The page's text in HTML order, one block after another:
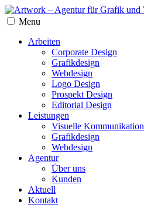
Menu
Arbeiten
Corporate Design
Grafikdesign
Webdesign
Logo Design
Prospekt Design
Editorial Design
Leistungen
Visuelle Kommunikation
Grafikdesign
Webdesign
Agentur
Über uns
Kunden
Aktuell
Kontakt